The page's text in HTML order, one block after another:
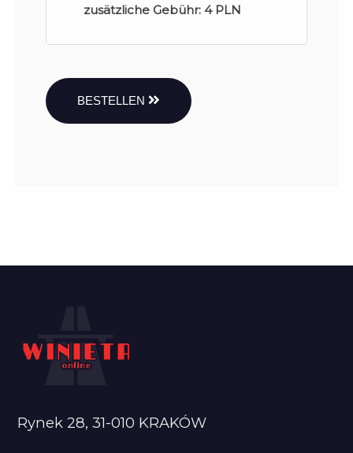
zusätzliche Gebühr: 4 PLN
BESTELLEN
Rynek 28, 31-010 KRAKÓW